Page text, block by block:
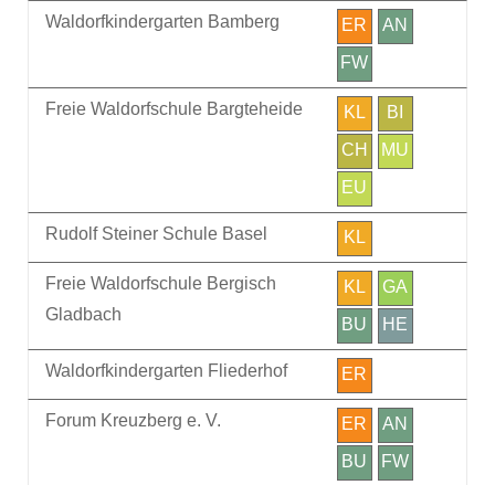
Waldorfkindergarten Bamberg ER
AN
FW
Freie Waldorfschule Bargteheide KL
BI
CH
MU
EU
Rudolf Steiner Schule Basel KL
Freie Waldorfschule Bergisch
Gladbach
KL
GA
BU
HE
Waldorfkindergarten Fliederhof ER
Forum Kreuzberg e. V. ER
AN
BU
FW